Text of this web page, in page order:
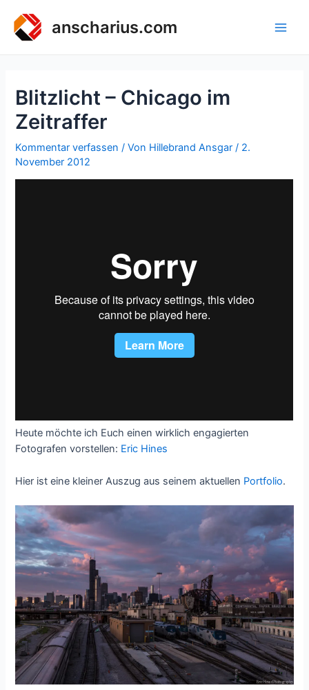
Inhalt
springen
anscharius.com
Blitzlicht – Chicago im
Zeitraffer
Kommentar verfassen / Von Hillebrand Ansgar / 2.
November 2012
Heute möchte ich Euch einen wirklich engagierten
Fotografen vorstellen: Eric Hines
Hier ist eine kleiner Auszug aus seinem aktuellen Portfolio.